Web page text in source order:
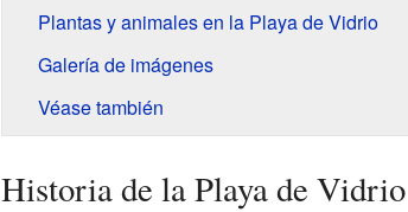
Plantas y animales en la Playa de Vidrio
Galería de imágenes
Véase también
Historia de la Playa de Vidrio